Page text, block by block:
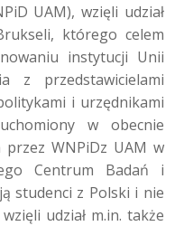
UAM), wzięli udział
którego celem
instytucji Unii
z przedstawicielami
i urzędnikami
w obecnie
WNPiDz UAM w
Centrum Badań i
studenci z Polski i nie
udział m.in. także